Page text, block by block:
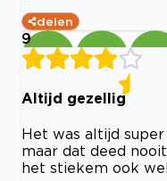
delen
9
Altijd gezellig
Het was altijd
maar dat deed
het stiekem ook